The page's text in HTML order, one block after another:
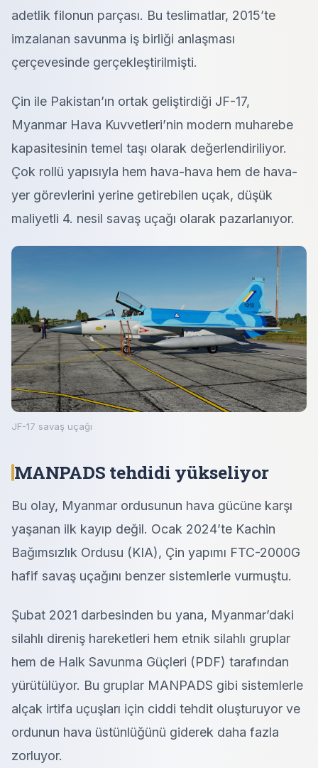
adetlik filonun parçası. Bu teslimatlar, 2015’te
imzalanan savunma iş birliği anlaşması
çerçevesinde gerçekleştirilmişti.
Çin ile Pakistan’ın ortak geliştirdiği JF-17,
Myanmar Hava Kuvvetleri’nin modern muharebe
kapasitesinin temel taşı olarak değerlendiriliyor.
Çok rollü yapısıyla hem hava-hava hem de hava-
yer görevlerini yerine getirebilen uçak, düşük
maliyetli 4. nesil savaş uçağı olarak pazarlanıyor.
JF-17 savaş uçağı
MANPADS tehdidi yükseliyor
Bu olay, Myanmar ordusunun hava gücüne karşı
yaşanan ilk kayıp değil. Ocak 2024’te Kachin
Bağımsızlık Ordusu (KIA), Çin yapımı FTC-2000G
hafif savaş uçağını benzer sistemlerle vurmuştu.
Şubat 2021 darbesinden bu yana, Myanmar’daki
silahlı direniş hareketleri hem etnik silahlı gruplar
hem de Halk Savunma Güçleri (PDF) tarafından
yürütülüyor. Bu gruplar MANPADS gibi sistemlerle
alçak irtifa uçuşları için ciddi tehdit oluşturuyor ve
ordunun hava üstünlüğünü giderek daha fazla
zorluyor.